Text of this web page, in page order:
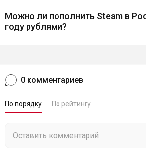
Можно ли пополнить Steam в
году рублями?
0 комментариев
По порядку По рейтингу